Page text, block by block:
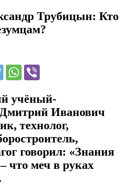
Трубицын: Кто
учёный-
Иванович
технолог,
говорил: «Знания
что меч в руках